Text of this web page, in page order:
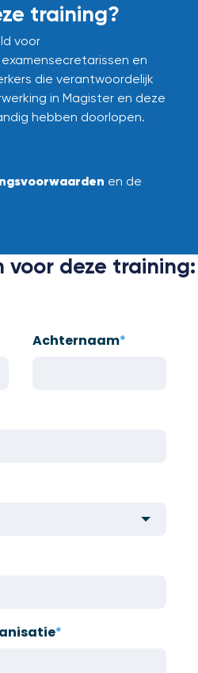
training?
voor
en
die verantwoordelijk
in Magister en deze
hebben doorlopen.
en de
voor deze training:
Achternaam*
*